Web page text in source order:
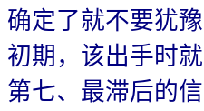
确定了就不要犹
初期，该出手时就
第七、最滞后的